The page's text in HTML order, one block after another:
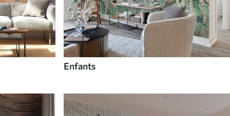
Enfants